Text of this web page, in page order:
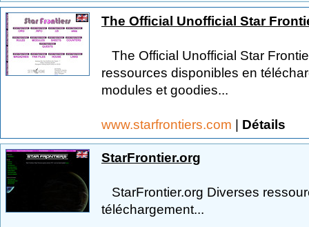
The Official Unofficial Star
The Official Unofficial Star
ressources disponibles en
modules et goodies...
www.starfrontiers.com | Détails
StarFrontier.org
StarFrontier.org Diverses
téléchargement...